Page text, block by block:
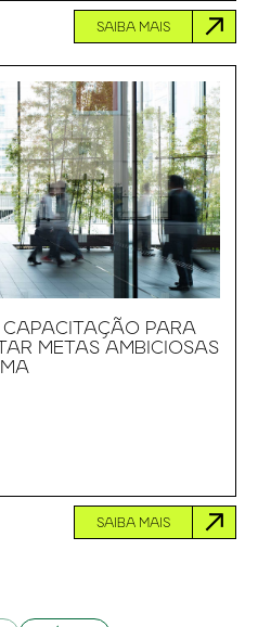
SAIBA MAIS
PARA
METAS AMBICIOSAS
SAIBA MAIS